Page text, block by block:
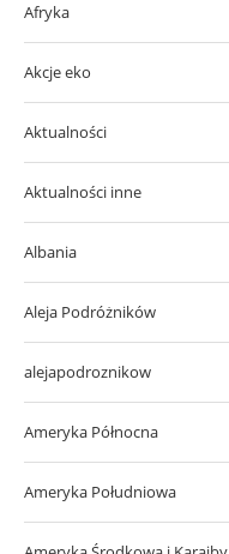
Afryka
Akcje eko
Aktualności
Aktualności inne
Albania
Aleja Podróżników
alejapodroznikow
Ameryka Północna
Ameryka Południowa